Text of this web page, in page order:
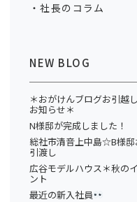
社長のコラム
NEW BLOG
＊おがけんブログお引越
お知らせ＊
N様邸が完成しました！
総社市清音上中島☆B様邸
引渡し
広谷モデルハウス＊秋の
ント
最近の新入社員